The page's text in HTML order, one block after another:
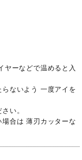
ヤーなどで温めると入
ないよう 一度アイを
い。
合は 薄刃カッターな